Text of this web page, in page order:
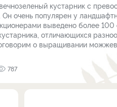
кустарник с
Он очень популярен у
выведено более 100
отличающихся
о выращивании
787